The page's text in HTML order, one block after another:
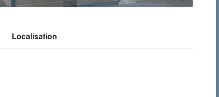
Localisation